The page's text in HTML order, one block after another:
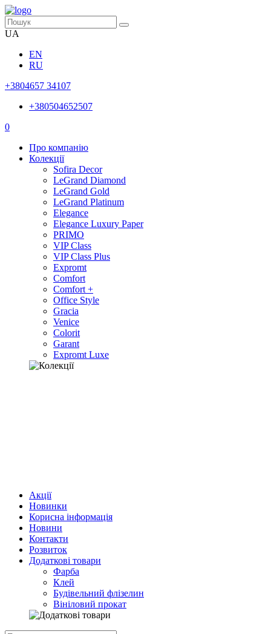
UA
EN
RU
+3804657 34107
+380504652507
0
Про компанію
Колекції
Sofira Decor
LeGrand Diamond
LeGrand Gold
LeGrand Platinum
Elegance
Elegance Luxury Paper
PRIMO
VIP Class
VIP Class Plus
Expromt
Comfort
Comfort +
Office Style
Gracia
Venice
Colorit
Garant
Expromt Luxe
Акції
Новинки
Корисна інформація
Новини
Контакти
Розвиток
Додаткові товари
Фарба
Клей
Будівельний флізелин
Вініловий прокат